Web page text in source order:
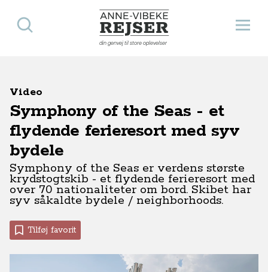
Anne-Vibeke Rejser
din genvej til store oplevelser
Åbn
Søg
Video
Symphony of the Seas - et
flydende ferieresort med syv
bydele
Symphony of the Seas er verdens største
krydstogtskib - et flydende ferieresort med
over 70 nationaliteter om bord. Skibet har
syv såkaldte bydele / neighborhoods.
Tilføj favorit